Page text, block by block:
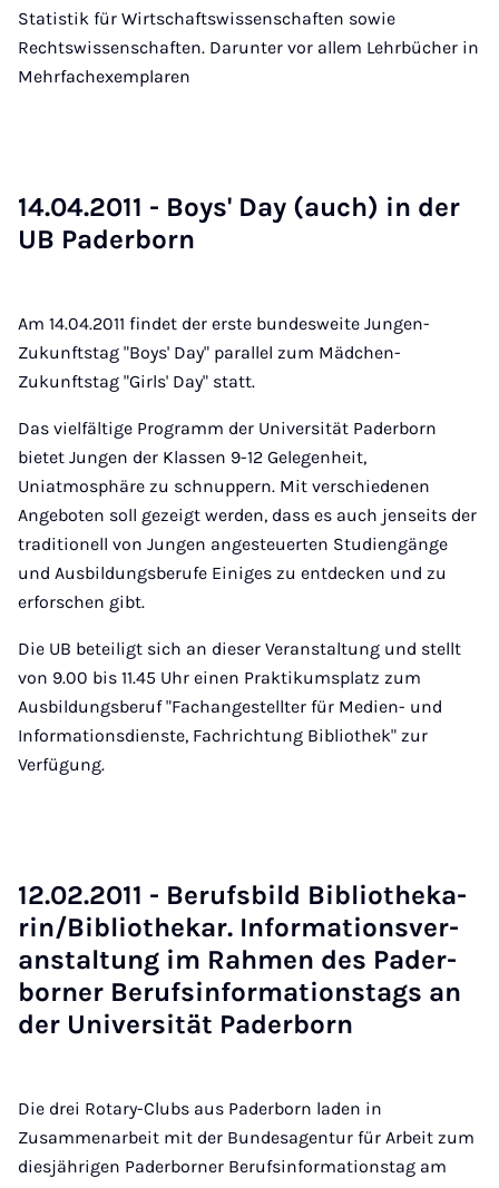
Statistik für Wirtschaftswissenschaften sowie
Rechtswissenschaften. Darunter vor allem Lehrbücher in
Mehrfachexemplaren
14.04.2011 - Boys' Day (auch) in der
UB Pa­der­born
Am 14.04.2011 findet der erste bundesweite Jungen-
Zukunftstag "Boys' Day" parallel zum Mädchen-
Zukunftstag "Girls' Day" statt.
Das vielfältige Programm der Universität Paderborn
bietet Jungen der Klassen 9-12 Gelegenheit,
Uniatmosphäre zu schnuppern. Mit verschiedenen
Angeboten soll gezeigt werden, dass es auch jenseits der
traditionell von Jungen angesteuerten Studiengänge
und Ausbildungsberufe Einiges zu entdecken und zu
erforschen gibt.
Die UB beteiligt sich an dieser Veranstaltung und stellt
von 9.00 bis 11.45 Uhr einen Praktikumsplatz zum
Ausbildungsberuf "Fachangestellter für Medien- und
Informationsdienste, Fachrichtung Bibliothek" zur
Verfügung.
12.02.2011 - Be­rufs­bild Bi­blio­the­ka­
rin/Bi­blio­the­kar. In­for­ma­ti­ons­ver­
an­stal­tung im Rah­men des Pa­der­
bor­ner Be­rufs­in­for­ma­ti­ons­tags an
der Uni­ver­si­tät Pa­der­born
Die drei Rotary-Clubs aus Paderborn laden in
Zusammenarbeit mit der Bundesagentur für Arbeit zum
diesjährigen Paderborner Berufsinformationstag am